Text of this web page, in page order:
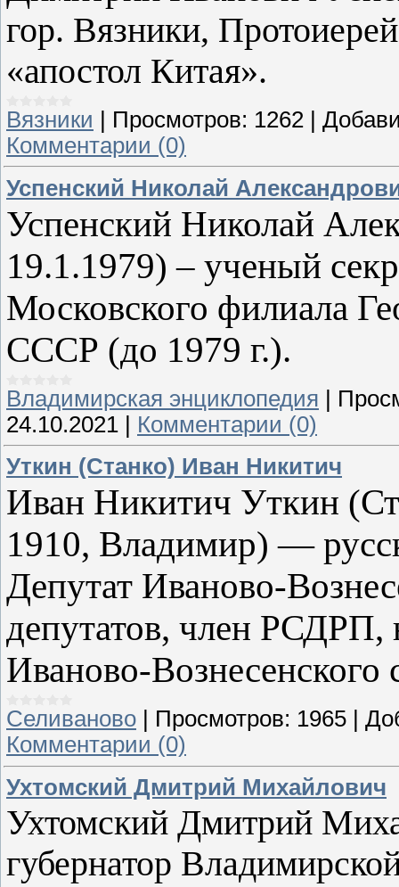
гор. Вязники,
«апостол Китая».
Вязники Просмотров: 1262
Комментарии (0)
Успенский Николай
Успенский Николай
19.1.1979) – ученый
Московского филиала
СССР (до 1979 г.).
Владимирская энциклопедия |
24.10.2021 | Комментарии (0)
Уткин (Станко) Иван Никитич
Иван Никитич Уткин
1910, Владимир) —
Депутат Иваново-
депутатов, член РСДРП,
Иваново-Вознесенского
Селиваново Просмотров: 1965
Комментарии (0)
Ухтомский Дмитрий Михайлович
Ухтомский Дмитрий
губернатор